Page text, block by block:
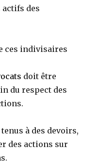
actifs des
ces indivisaires
doit être
du respect des
à des devoirs,
des actions sur